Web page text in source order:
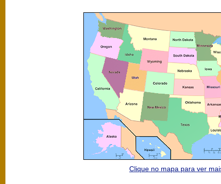
Clique no mapa para ver